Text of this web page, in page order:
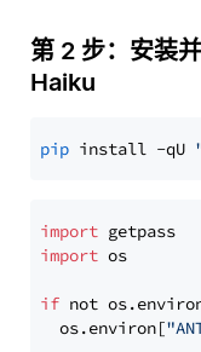
第 2 步：安装
Haiku
pip install -qU
import
import os
if not
  os.environ[